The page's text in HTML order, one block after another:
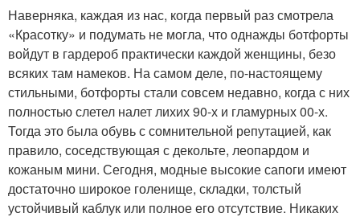
Наверняка, каждая из нас, когда первый раз смотрела
«Красотку» и подумать не могла, что однажды ботфорты
войдут в гардероб практически каждой женщины, безо
всяких там намеков. На самом деле, по-настоящему
стильными, ботфорты стали совсем недавно, когда с них
полностью слетел налет лихих 90-х и гламурных 00-х.
Тогда это была обувь с сомнительной репутацией, как
правило, соседствующая с декольте, леопардом и
кожаным мини. Сегодня, модные высокие сапоги имеют
достаточно широкое голенище, складки, толстый
устойчивый каблук или полное его отсутствие. Никаких